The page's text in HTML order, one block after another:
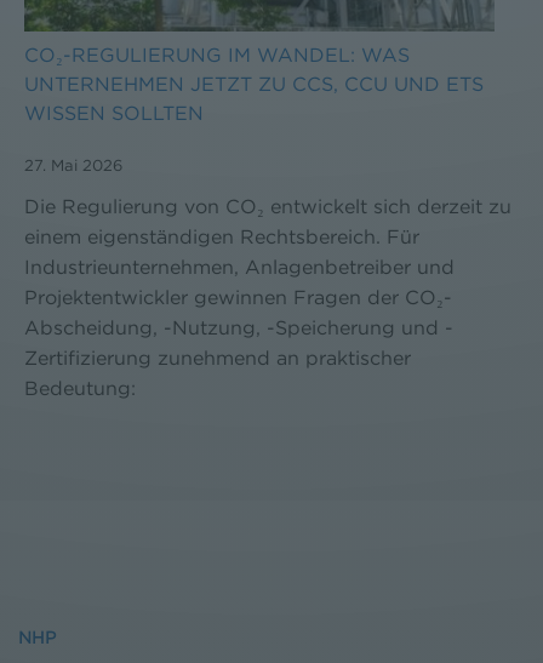
CO₂-REGULIERUNG IM WANDEL: WAS
UNTERNEHMEN JETZT ZU CCS, CCU UND ETS
WISSEN SOLLTEN
27. Mai 2026
Die Regulierung von CO₂ entwickelt sich derzeit zu
einem eigenständigen Rechtsbereich. Für
Industrieunternehmen, Anlagenbetreiber und
Projektentwickler gewinnen Fragen der CO₂-
Abscheidung, -Nutzung, -Speicherung und -
Zertifizierung zunehmend an praktischer
Bedeutung:
NHP